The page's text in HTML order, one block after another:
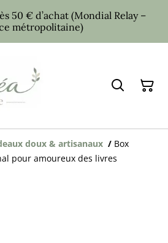
50 € d’achat (Mondial Relay –
métropolitaine)
doux & artisanaux / Box
pour amoureux des livres